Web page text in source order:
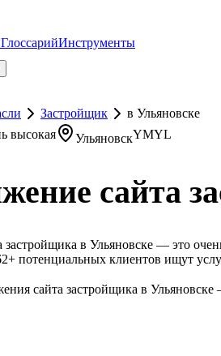
ГлоссарийИнструменты
Застройщик
в Ульяновске
высокая
УльяновскYMYL
сайта
в Ульяновске — это
потенциальных клиентов ищут
сайта застройщика в